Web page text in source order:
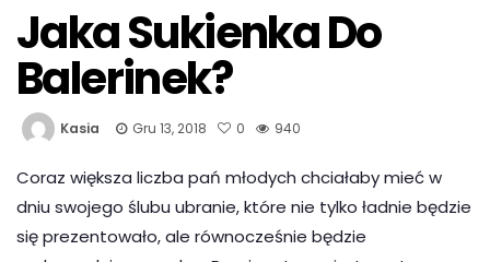
Jaka Sukienka Do
Balerinek?
Kasia Gru 13, 2018 0 940
Coraz większa liczba pań młodych chciałaby mieć w
dniu swojego ślubu ubranie, które nie tylko ładnie będzie
się prezentowało, ale równocześnie będzie